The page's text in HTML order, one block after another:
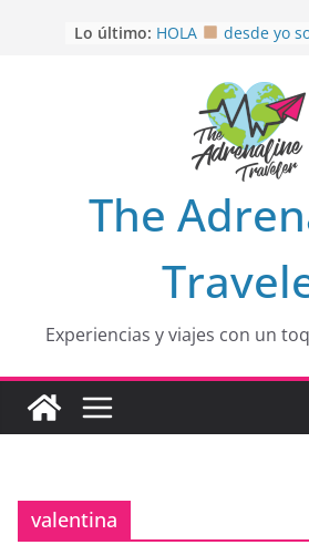
Lo último: HOLA
desde yo
EL SENDERO DEL
opción
HOSPEDAJE AL
OTRA PERSPECTIVA
MULITO!
The
Experiencias y viajes con un
valentina